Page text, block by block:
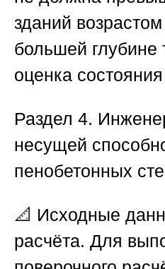
зданий
большей глубине
оценка
Раздел 4.
несущей
пенобетонных
📐 Исходные
расчёта. Для